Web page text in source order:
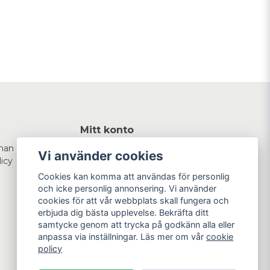
Mitt konto
Logga in
Registrera dig
Glömt lösenord?
Vi använder cookies
Cookies kan komma att användas för personlig
och icke personlig annonsering. Vi använder
cookies för att vår webbplats skall fungera och
erbjuda dig bästa upplevelse. Bekräfta ditt
samtycke genom att trycka på godkänn alla eller
anpassa via inställningar. Läs mer om vårcookie
policy